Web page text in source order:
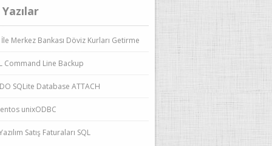
İle Merkez Bankası Döviz Kurları Getirme
Command Line Backup
SQLite Database ATTACH
unixODBC
Satış Faturaları SQL